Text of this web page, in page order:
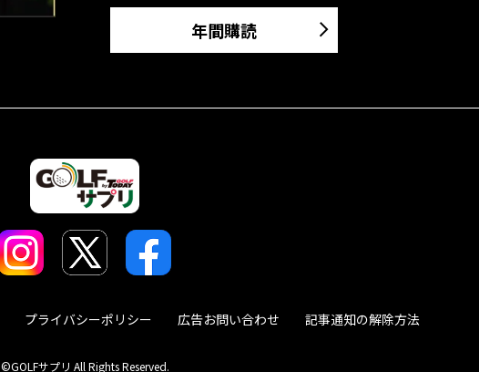
年間購読
プライバシーポリシー 広告お問い合わせ 記事通知の解除方法
©GOLFサプリ All Rights Reserved.